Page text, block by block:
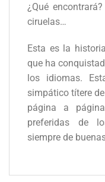
¿Qué
ciruelas…
Esta es la
que ha
los idiomas.
simpático títere
página a
preferidas de
siempre de